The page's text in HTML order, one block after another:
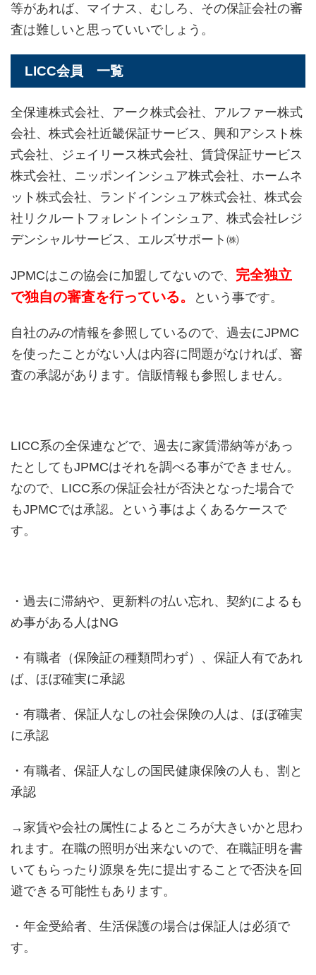
等があれば、マイナス、むしろ、その保証会社の審
査は難しいと思っていいでしょう。
LICC会員 一覧
全保連株式会社、アーク株式会社、アルファー株式
会社、株式会社近畿保証サービス、興和アシスト株
式会社、ジェイリース株式会社、賃貸保証サービス
株式会社、ニッポンインシュア株式会社、ホームネ
ット株式会社、ランドインシュア株式会社、株式会
社リクルートフォレントインシュア、株式会社レジ
デンシャルサービス、エルズサポート㈱
JPMCはこの協会に加盟してないので、 完全独立
で独自の審査を行っている。
という事です。
自社のみの情報を参照しているので、過去にJPMC
を使ったことがない人は内容に問題がなければ、審
査の承認があります。信販情報も参照しません。
LICC系の全保連などで、過去に家賃滞納等があっ
たとしてもJPMCはそれを調べる事ができません。
なので、LICC系の保証会社が否決となった場合で
もJPMCでは承認。という事はよくあるケースで
す。
・過去に滞納や、更新料の払い忘れ、契約によるも
め事がある人はNG
・有職者（保険証の種類問わず）、保証人有であれ
ば、ほぼ確実に承認
・有職者、保証人なしの社会保険の人は、ほぼ確実
に承認
・有職者、保証人なしの国民健康保険の人も、割と
承認
→家賃や会社の属性によるところが大きいかと思わ
れます。在職の照明が出来ないので、在職証明を書
いてもらったり源泉を先に提出することで否決を回
避できる可能性もあります。
・年金受給者、生活保護の場合は保証人は必須で
す。